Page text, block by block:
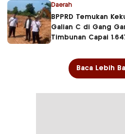
Daerah
BPPRD Temukan
Galian C di Gang
Timbunan Capai
Baca Lebih